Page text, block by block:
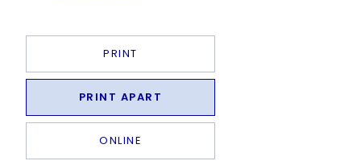
PRINT
PRINT APART
ONLINE